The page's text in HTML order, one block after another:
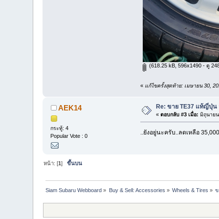
(618.25 kB, 596x1490 - ดู
« แก้ไขครั้งสุดท้าย: เมษายน 30,
AEK14
กระทู้: 4
Popular Vote : 0
Re: ขาย TE37 แท้ญี่ปุ่
«ตอบกลับ #3 เมื่อ: มิถุนาย
..ยังอยู่นะครับ..ลดเหลือ
หน้า: [1]ขึ้นบน
Siam Subaru Webboard » Buy & Sell: Accessories » Wheels & Tires »